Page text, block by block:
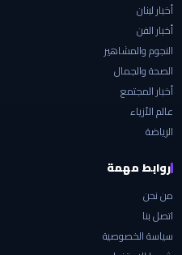
أخبار لبنان
أخبار الفن
النجوم والمشاهير
الصحة والجمال
أخبار المجتمع
عالم الأزياء
الرياضة
روابط مهمة
من نحن
اتصل بنا
سياسة الخصوصية